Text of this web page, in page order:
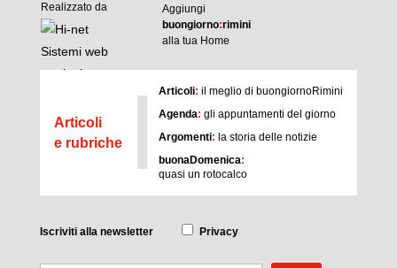
Realizzato da
Aggiungi
buongiorno:rimini
alla tua Home
Articoli
e rubriche
I Articoli: il meglio di buongiornoRimini
Agenda: gli appuntamenti del giorno
Argomenti: la storia delle notizie
buonaDomenica:
quasi un rotocalco
Iscriviti alla newsletter Privacy